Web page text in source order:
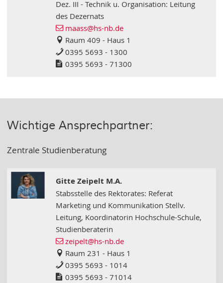
Dez. III - Technik u. Organisation: Leitung
des Dezernats
maass@hs-nb.de
Raum 409 - Haus 1
0395 5693 - 1300
0395 5693 - 71300
Wichtige Ansprechpartner:
Zentrale Studienberatung
Gitte Zeipelt M.A.
Stabsstelle des Rektorates: Referat
Marketing und Kommunikation Stellv.
Leitung, Koordinatorin Hochschule-Schule,
Studienberaterin
zeipelt@hs-nb.de
Raum 231 - Haus 1
0395 5693 - 1014
0395 5693 - 71014